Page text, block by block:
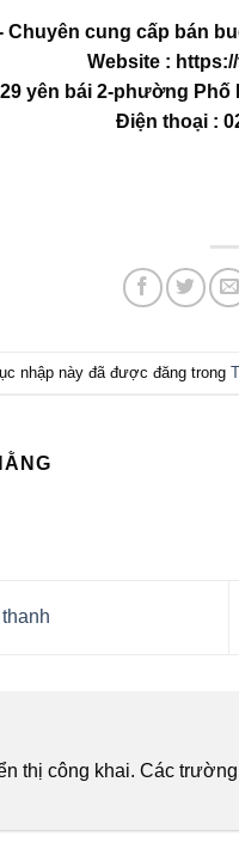
cung cấp bán
Website :
yên bái 2-phường
Điện thoại :
nhập này đã được đăng trong
thị công khai. Các